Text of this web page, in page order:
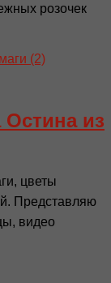
розочек
из
цветы
Представляю
видео